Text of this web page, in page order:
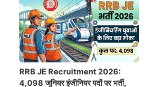
RRB JE Recruitment 2026:
4,098 जूनियर इंजीनियर पदों पर भर्ती,